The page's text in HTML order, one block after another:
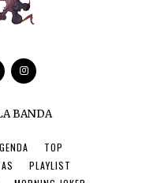
BANDA
TOP
PLAYLIST